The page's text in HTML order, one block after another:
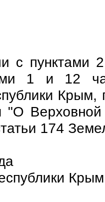
с пунктами
1 и 12
Крым,
"О
174